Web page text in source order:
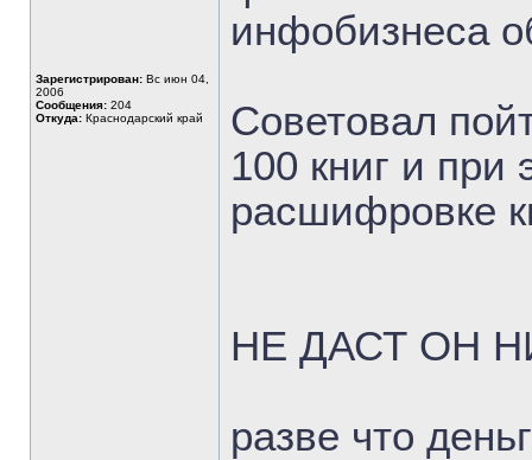
Зарегистрирован: Вс июн 04,
2006
Сообщения: 204
Откуда: Краснодарский край
инфобизнеса
Советовал
100 книг и при
расшифровке
НЕ ДАСТ ОН
разве что